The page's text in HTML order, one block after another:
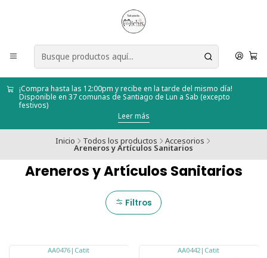
¡Compra hasta las 12:00pm y recibe en la tarde del mismo día!
Disponible en 37 comunas de Santiago de Lun a Sab (excepto
festivos)
Leer más
Inicio Todos los productos Accesorios
Areneros y Artículos Sanitarios
Areneros y Artículos Sanitarios
Filtros
AA0476| Catit AA0442 | Catit